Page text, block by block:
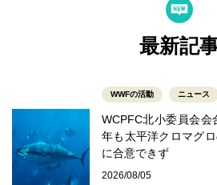
最新記
WWFの活動 ニュース
WCPFC北小委員会
年も太平洋クロマグ
に合意できず
2026/08/05